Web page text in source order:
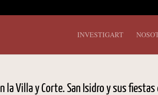
INVESTIGART
la Villa y Corte. San Isidro y sus fiestas